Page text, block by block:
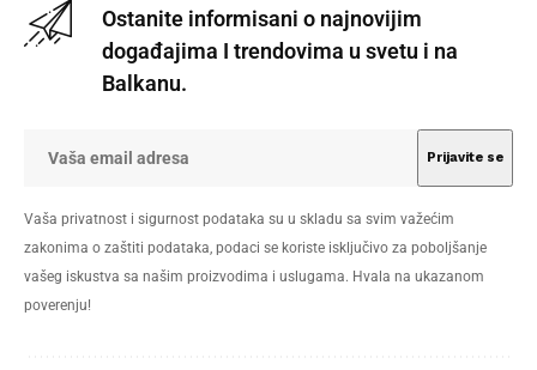
Ostanite informisani o najnovijim
događajima I trendovima u svetu i na
Balkanu.
Vaša privatnost i sigurnost podataka su u skladu sa svim važećim
zakonima o zaštiti podataka, podaci se koriste isključivo za poboljšanje
vašeg iskustva sa našim proizvodima i uslugama. Hvala na ukazanom
poverenju!